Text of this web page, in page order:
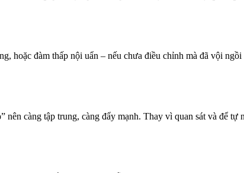
hoặc đàm thấp nội uẩn – nếu chưa điều chỉnh mà đã vội
càng tập trung, càng đẩy mạnh. Thay vì quan sát và để tự